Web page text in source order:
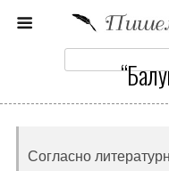
Согласно